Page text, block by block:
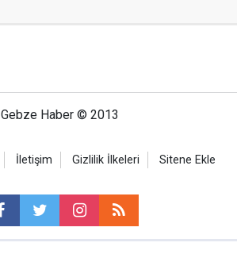
Gebze Haber © 2013
İletişim Gizlilik İlkeleri Sitene Ekle